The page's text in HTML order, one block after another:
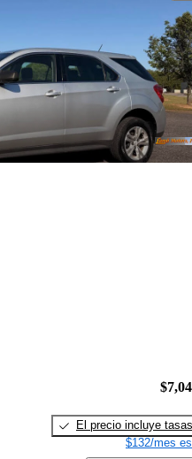
El precio incluye tasas
$132/mes